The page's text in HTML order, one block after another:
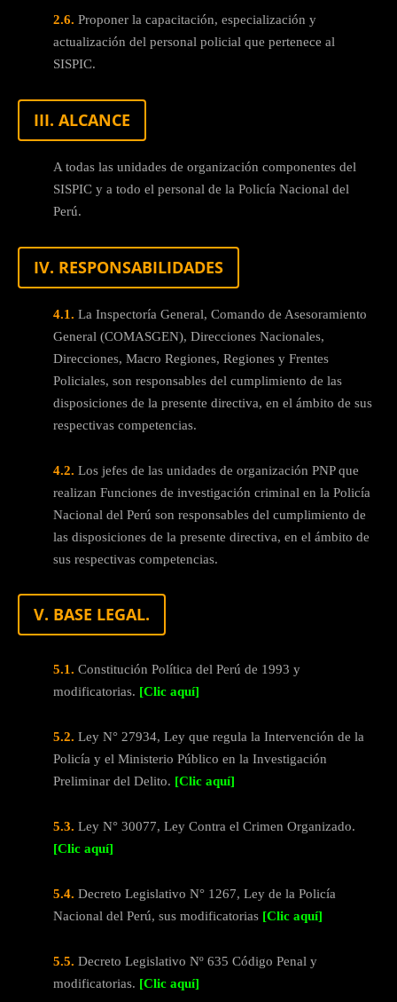
2.6. Proponer la capacitación, especialización y
actualización del personal policial que pertenece al
SISPIC.
III. ALCANCE
A todas las unidades de organización componentes del
SISPIC y a todo el personal de la Policía Nacional del
Perú.
IV. RESPONSABILIDADES
4.1. La Inspectoría General, Comando de Asesoramiento
General (COMASGEN), Direcciones Nacionales,
Direcciones, Macro Regiones, Regiones y Frentes
Policiales, son responsables del cumplimiento de las
disposiciones de la presente directiva, en el ámbito de sus
respectivas competencias.
4.2. Los jefes de las unidades de organización PNP que
realizan Funciones de investigación criminal en la Policía
Nacional del Perú son responsables del cumplimiento de
las disposiciones de la presente directiva, en el ámbito de
sus respectivas competencias.
V. BASE LEGAL.
5.1. Constitución Política del Perú de 1993 y
modificatorias. [Clic aquí]
5.2. Ley N° 27934, Ley que regula la Intervención de la
Policía y el Ministerio Público en la Investigación
Preliminar del Delito. [Clic aquí]
5.3. Ley N° 30077, Ley Contra el Crimen Organizado.
[Clic aquí]
5.4. Decreto Legislativo N° 1267, Ley de la Policía
Nacional del Perú, sus modificatorias [Clic aquí]
5.5. Decreto Legislativo Nº 635 Código Penal y
modificatorias. [Clic aquí]